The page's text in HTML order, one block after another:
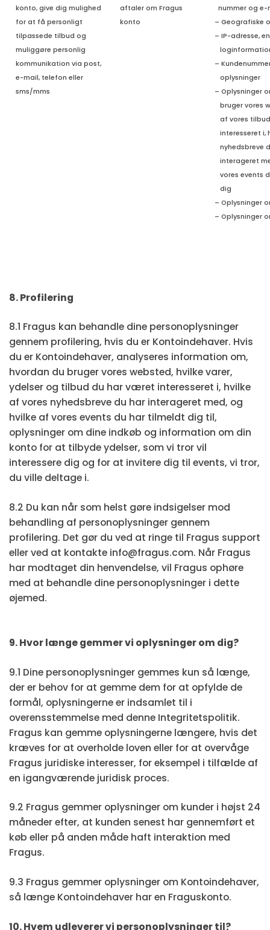
konto, give dig mulighed
for at få personligt
tilpassede tilbud og
muliggøre personlig
kommunikation via post,
e-mail, telefon eller
sms/mms
aftaler om Fragus
konto
nummer og e-
– Geografiske
– IP-adresse,
–
oplysninger
– Oplysninger
bruger vores
af vores
interesseret i,
nyhedsbreve
interageret
vores events
dig
– Oplysninger
– Oplysninger
8. Profilering
8.1 Fragus kan behandle dine personoplysninger
gennem profilering, hvis du er Kontoindehaver. Hvis
du er Kontoindehaver, analyseres information om,
hvordan du bruger vores websted, hvilke varer,
ydelser og tilbud du har været interesseret i, hvilke
af vores nyhedsbreve du har interageret med, og
hvilke af vores events du har tilmeldt dig til,
oplysninger om dine indkøb og information om din
konto for at tilbyde ydelser, som vi tror vil
interessere dig og for at invitere dig til events, vi tror,
du ville deltage i.
8.2 Du kan når som helst gøre indsigelser mod
behandling af personoplysninger gennem
profilering. Det gør du ved at ringe til Fragus support
eller ved at kontakte info@fragus.com. Når Fragus
har modtaget din henvendelse, vil Fragus ophøre
med at behandle dine personoplysninger i dette
øjemed.
9. Hvor længe gemmer vi oplysninger om dig?
9.1 Dine personoplysninger gemmes kun så længe,
der er behov for at gemme dem for at opfylde de
formål, oplysningerne er indsamlet til i
overensstemmelse med denne Integritetspolitik.
Fragus kan gemme oplysningerne længere, hvis det
kræves for at overholde loven eller for at overvåge
Fragus juridiske interesser, for eksempel i tilfælde af
en igangværende juridisk proces.
9.2 Fragus gemmer oplysninger om kunder i højst 24
måneder efter, at kunden senest har gennemført et
køb eller på anden måde haft interaktion med
Fragus.
9.3 Fragus gemmer oplysninger om Kontoindehaver,
så længe Kontoindehaver har en Fraguskonto.
10. Hvem udleverer vi personoplysninger til?